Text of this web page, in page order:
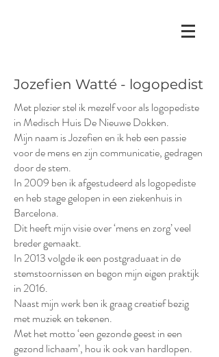
Jozefien Watté - logopedist
Met plezier stel ik mezelf voor als logopediste
in Medisch Huis De Nieuwe Dokken.
Mijn naam is Jozefien en ik heb een passie
voor de mens en zijn communicatie, gedragen
door de stem.
In 2009 ben ik afgestudeerd als logopediste
en heb stage gelopen in een ziekenhuis in
Barcelona.
Dit heeft mijn visie over ‘mens en zorg’ veel
breder gemaakt.
In 2013 volgde ik een postgraduaat in de
stemstoornissen en begon mijn eigen praktijk
in 2016.
Naast mijn werk ben ik graag creatief bezig
met muziek en tekenen.
Met het motto ‘een gezonde geest in een
gezond lichaam’, hou ik ook van hardlopen.